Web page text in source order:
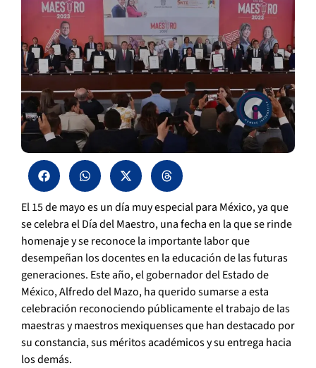
El 15 de mayo es un día muy especial para México, ya que
se celebra el Día del Maestro, una fecha en la que se rinde
homenaje y se reconoce la importante labor que
desempeñan los docentes en la educación de las futuras
generaciones. Este año, el gobernador del Estado de
México, Alfredo del Mazo, ha querido sumarse a esta
celebración reconociendo públicamente el trabajo de las
maestras y maestros mexiquenses que han destacado por
su constancia, sus méritos académicos y su entrega hacia
los demás.